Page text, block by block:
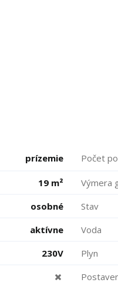
prízemie Počet
19 m² Výmera
osobné Stav
aktívne
Voda
230V
Plyn